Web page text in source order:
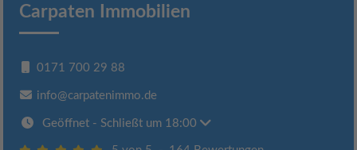
Carpaten Immobilien
0171 700 29 88
info@carpatenimmo.de
Geöffnet - Schließt um 18:00